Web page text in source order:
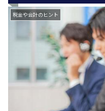
税金や会計のヒント